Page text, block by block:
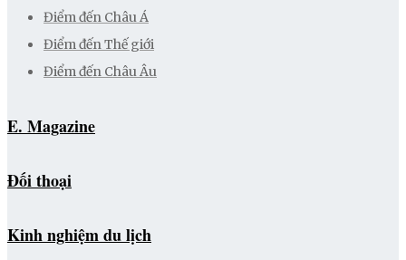
Điểm đến Châu Á
Điểm đến Thế giới
Điểm đến Châu Âu
E. Magazine
Đối thoại
Kinh nghiệm du lịch